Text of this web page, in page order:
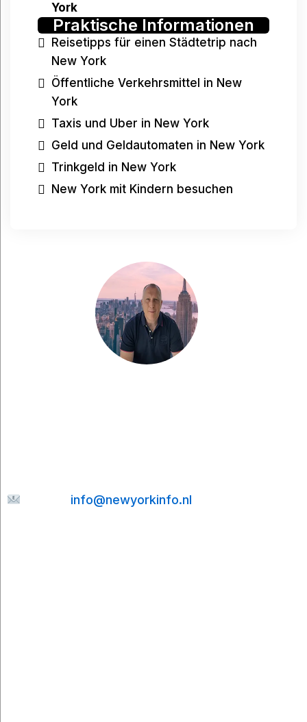
York
Praktische Informationen
Reisetipps für einen Städtetrip nach
New York
Öffentliche Verkehrsmittel in New
York
Taxis und Uber in New York
Geld und Geldautomaten in New York
Trinkgeld in New York
New York mit Kindern besuchen
info@newyorkinfo.nl